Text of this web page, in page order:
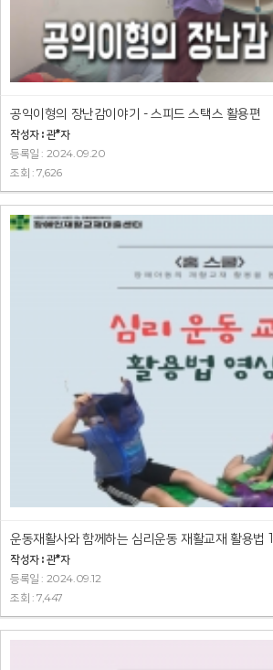
공익이형의 장난감이야기 - 스피드 스택스 활용편
작성자 : 관*자
등록일 : 2024.09.20
조회 : 7,626
운동재활사와 함께하는 심리운동 재활교재 활용법 1
작성자 : 관*자
등록일 : 2024.09.12
조회 : 7,447